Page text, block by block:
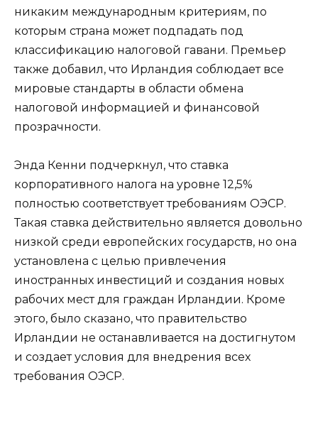
никаким международным критериям, по
которым страна может подпадать под
классификацию налоговой гавани. Премьер
также добавил, что Ирландия соблюдает все
мировые стандарты в области обмена
налоговой информацией и финансовой
прозрачности.
Энда Кенни подчеркнул, что ставка
корпоративного налога на уровне 12,5%
полностью соответствует требованиям ОЭСР.
Такая ставка действительно является довольно
низкой среди европейских государств, но она
установлена с целью привлечения
иностранных инвестиций и создания новых
рабочих мест для граждан Ирландии. Кроме
этого, было сказано, что правительство
Ирландии не останавливается на достигнутом
и создает условия для внедрения всех
требования ОЭСР.